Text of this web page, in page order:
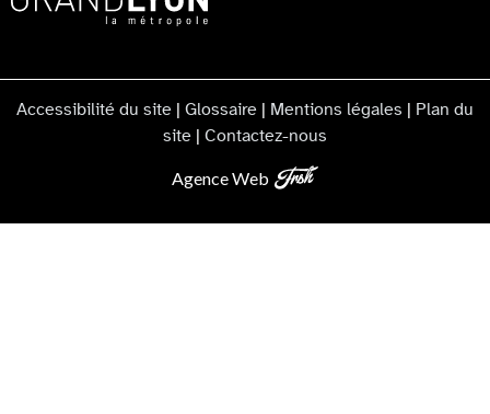
Accessibilité du site Glossaire Mentions légales
Plan du
site
Contactez-nous
Agence Web